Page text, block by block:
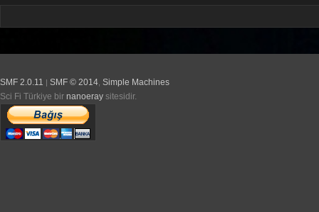
SMF 2.0.11 | SMF © 2014 Simple Machines
Sci Fi Türkiye bir nanoeray sitesidir.